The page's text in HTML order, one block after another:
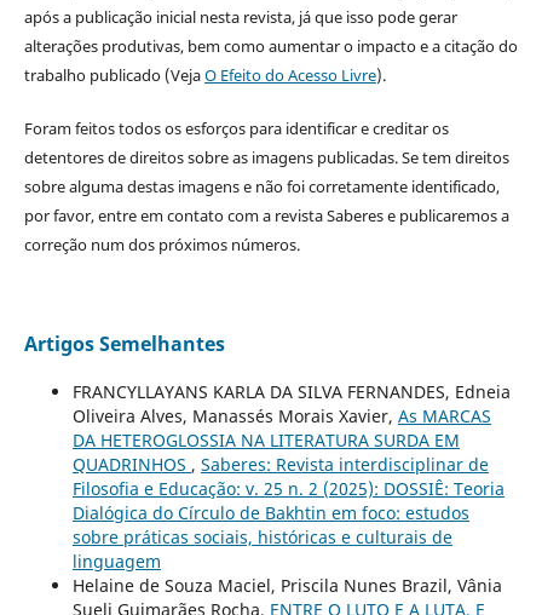
após a publicação inicial nesta revista, já que isso pode gerar
alterações produtivas, bem como aumentar o impacto e a citação do
trabalho publicado (VejaO Efeito do Acesso Livre).
Foram feitos todos os esforços para identificar e creditar os
detentores de direitos sobre as imagens publicadas. Se tem direitos
sobre alguma destas imagens e não foi corretamente identificado,
por favor, entre em contato com a revista Saberes e publicaremos a
correção num dos próximos números.
Artigos Semelhantes
FRANCYLLAYANS KARLA DA SILVA FERNANDES, Edneia
Oliveira Alves, Manassés Morais Xavier, As MARCAS
DA HETEROGLOSSIA NA LITERATURA SURDA EM
QUADRINHOS , Saberes: Revista interdisciplinar de
Filosofia e Educação: v. 25 n. 2 (2025): DOSSIÊ: Teoria
Dialógica do Círculo de Bakhtin em foco: estudos
sobre práticas sociais, históricas e culturais de
linguagem
Helaine de Souza Maciel, Priscila Nunes Brazil, Vânia
Sueli Guimarães Rocha, ENTRE O LUTO E A LUTA, E